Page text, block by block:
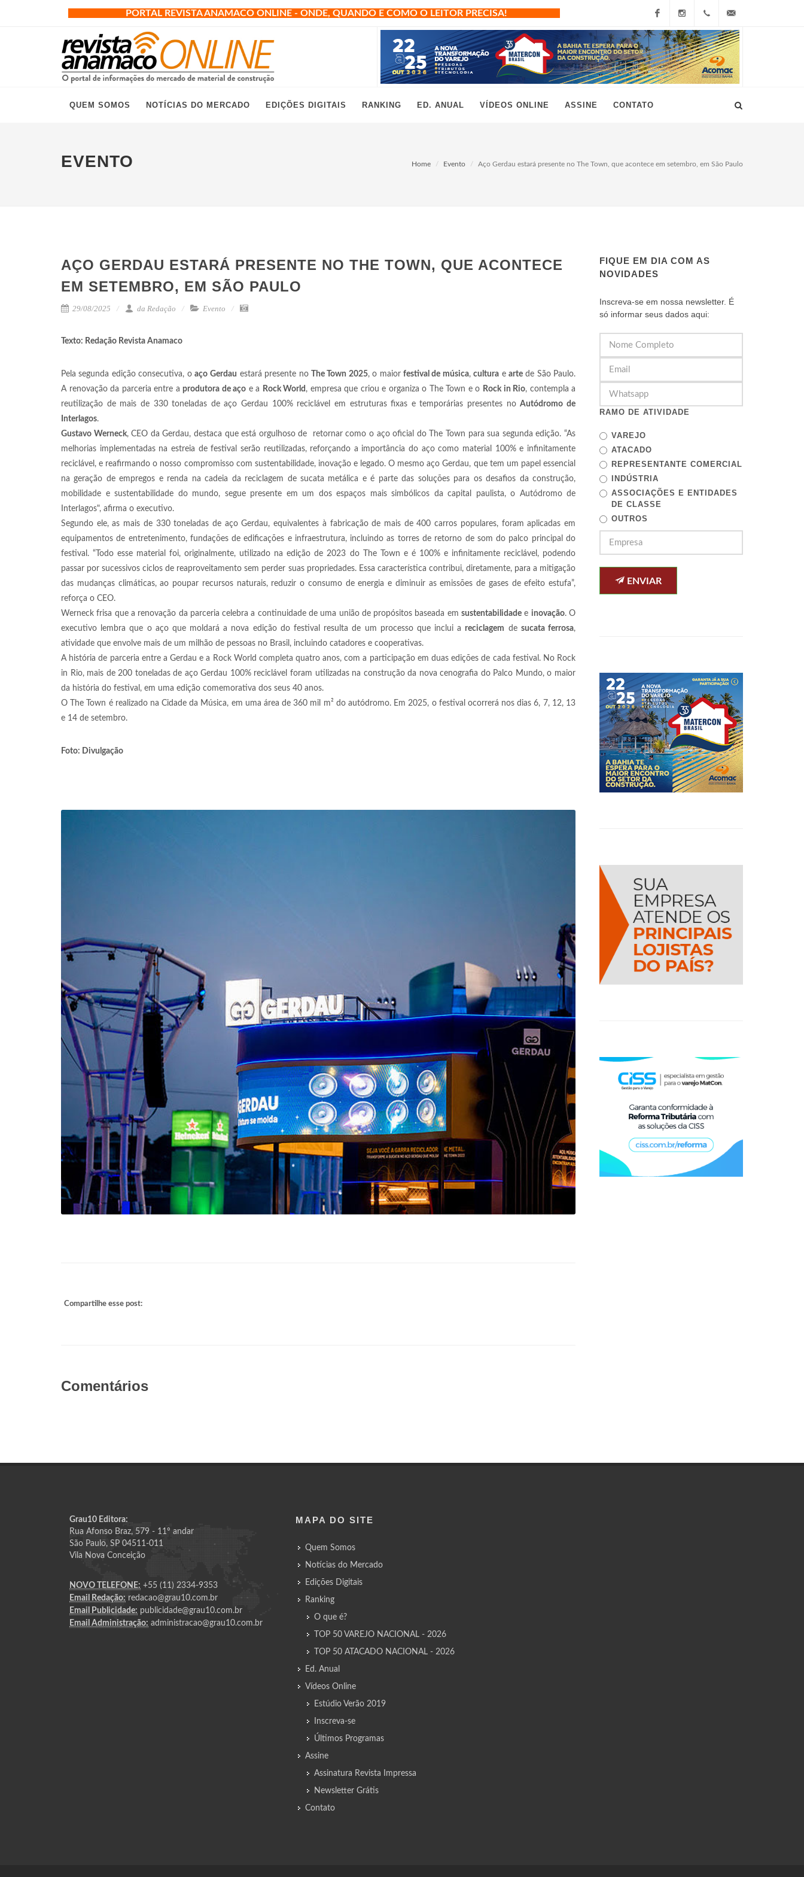
PORTAL REVISTA ANAMACO ONLINE - ONDE, QUANDO E COMO O LEITOR PRECISA!
FacebookInstagram
+55
(11)
grau10@grau10.com.br
QUEM SOMOS NOTÍCIAS DO MERCADO EDIÇÕES DIGITAIS RANKING ED. ANUAL VÍDEOS ONLINE ASSINE CONTATO
EVENTO Home Evento Aço Gerdau estará presente no The Town, que acontece em setembro, em São Paulo
AÇO GERDAU ESTARÁ PRESENTE NO THE TOWN, QUE ACONTECE
EM SETEMBRO, EM SÃO PAULO
29/08/2025 da Redação Evento
Texto: Redação Revista Anamaco
Pela segunda edição consecutiva, o aço Gerdau estará presente no The Town 2025, o maior festival de música,cultura e artede São Paulo.
A renovação da parceria entre aprodutora de aço e a Rock World , empresa que criou e organiza o The Town e o Rock in Rio, contempla a
reutilização de mais de 330 toneladas de aço Gerdau 100% reciclável em estruturas fixas e temporárias presentes noAutódromo de
Interlagos.
Gustavo Werneck, CEO da Gerdau, destaca que está orgulhoso de retornar como o aço oficial do The Town para sua segunda edição. “As
melhorias implementadas na estreia de festival serão reutilizadas, reforçando a importância do aço como material 100% e infinitamente
reciclável, e reafirmando o nosso compromisso com sustentabilidade, inovação e legado. O mesmo aço Gerdau, que tem um papel essencial
na geração de empregos e renda na cadeia da reciclagem de sucata metálica e é parte das soluções para os desafios da construção,
mobilidade e sustentabilidade do mundo, segue presente em um dos espaços mais simbólicos da capital paulista, o Autódromo de
Interlagos", afirma o executivo.
Segundo ele, as mais de 330 toneladas de aço Gerdau, equivalentes à fabricação de mais de 400 carros populares, foram aplicadas em
equipamentos de entretenimento, fundações de edificações e infraestrutura, incluindo as torres de retorno de som do palco principal do
festival. “Todo esse material foi, originalmente, utilizado na edição de 2023 do The Town e é 100% e infinitamente reciclável, podendo
passar por sucessivos ciclos de reaproveitamento sem perder suas propriedades. Essa característica contribui, diretamente, para a mitigação
das mudanças climáticas, ao poupar recursos naturais, reduzir o consumo de energia e diminuir as emissões de gases de efeito estufa”,
reforça o CEO.
Werneck frisa que a renovação da parceria celebra a continuidade de uma união de propósitos baseada emsustentabilidade e inovação. O
executivo lembra que o aço que moldará a nova edição do festival resulta de um processo que inclui areciclagem de sucata ferrosa,
atividade que envolve mais de um milhão de pessoas no Brasil, incluindo catadores e cooperativas.
A história de parceria entre a Gerdau e a Rock World completa quatro anos, com a participação em duas edições de cada festival. No Rock
in Rio, mais de 200 toneladas de aço Gerdau 100% reciclável foram utilizadas na construção da nova cenografia do Palco Mundo, o maior
da história do festival, em uma edição comemorativa dos seus 40 anos.
O The Town é realizado na Cidade da Música, em uma área de 360 mil m² do autódromo. Em 2025, o festival ocorrerá nos dias 6, 7, 12, 13
e 14 de setembro.
Foto: Divulgação
Compartilhe esse post:
Comentários
FIQUE EM DIA COM AS
NOVIDADES
Inscreva-se em nossa newsletter. É
só informar seus dados aqui:
RAMO DE ATIVIDADE
VAREJO
ATACADO
REPRESENTANTE COMERCIAL
INDÚSTRIA
ASSOCIAÇÕES E ENTIDADES
DE CLASSE
OUTROS
ENVIAR
Grau10 Editora:
Rua Afonso Braz, 579 - 11º andar
São Paulo, SP 04511-011
Vila Nova Conceição
NOVO TELEFONE: +55 (11) 2334-9353
Email Redação: redacao@grau10.com.br
Email Publicidade: publicidade@grau10.com.br
Email Administração: administracao@grau10.com.br
MAPA DO SITE
Quem Somos
Notícias do Mercado
Edições Digitais
Ranking
O que é?
TOP 50 VAREJO NACIONAL - 2026
TOP 50 ATACADO NACIONAL - 2026
Ed. Anual
Vídeos Online
Estúdio Verão 2019
Inscreva-se
Últimos Programas
Assine
Assinatura Revista Impressa
Newsletter Grátis
Contato